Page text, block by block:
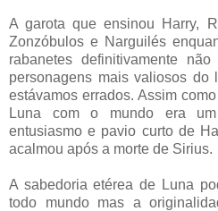
A garota que ensinou Harry,
Zonzóbulos e Narguilés
rabanetes definitivamente
personagens mais valiosos do
estávamos errados. Assim
Luna com o mundo era
entusiasmo e pavio curto de
acalmou após a morte de Sirius.
A sabedoria etérea de Luna
todo mundo mas a